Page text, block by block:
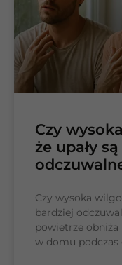
Czy
że upały
Czy wysoka
bardziej
powietrze
w domu podczas